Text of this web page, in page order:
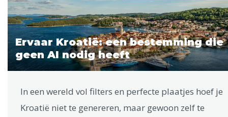
Ervaar Kroatië: een bestemming die
geen AI nodig heeft
In een wereld vol filters en perfecte plaatjes hoef je
Kroatië niet te genereren, maar gewoon zelf te